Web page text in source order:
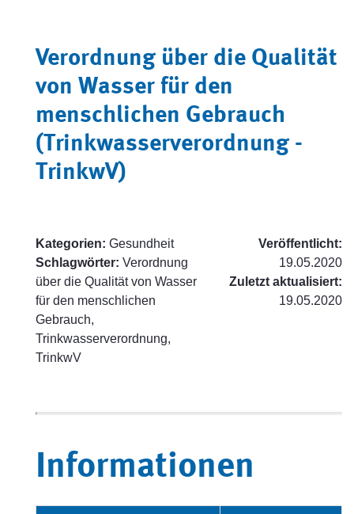
Verordnung über die Qualität
von Wasser für den
menschlichen Gebrauch
(Trinkwasserverordnung -
TrinkwV)
Kategorien: Gesundheit
Schlagwörter: Verordnung
über die Qualität von Wasser
für den menschlichen
Gebrauch,
Trinkwasserverordnung,
TrinkwV
Veröffentlicht:
19.05.2020
Zuletzt aktualisiert:
19.05.2020
Informationen